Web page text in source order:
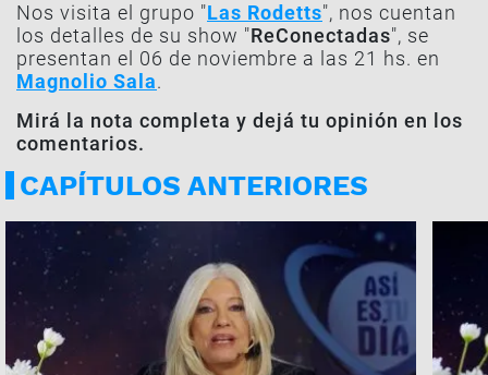
Nos visita el grupo "Las Rodetts", nos cuentan
los detalles de su show "ReConectadas", se
presentan el 06 de noviembre a las 21 hs. en
Magnolio Sala.
Mirá la nota completa y dejá tu opinión en los
comentarios.
CAPÍTULOS ANTERIORES